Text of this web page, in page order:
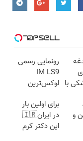
با
رونمایی رسمی
IM LS9
لوکس‌ترین
و
برای اولین بار
در ایران🇮🇷
این دکتر کرم